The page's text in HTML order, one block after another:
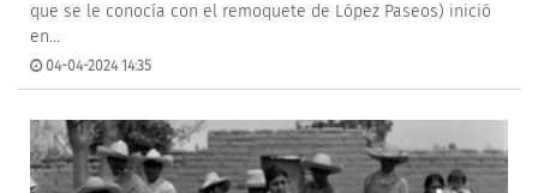
que se le conocía con el remoquete de López Paseos) inició
en...
04-04-2024 14:35